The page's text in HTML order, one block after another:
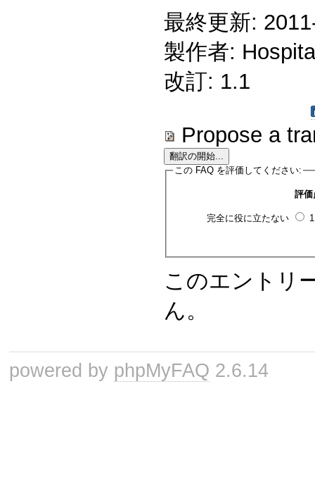
最終更新:
製作者:
改訂: 1.1
Propose a
この FAQ を評価してください:
評価
完全に役に立たない
このエントリ
ん。
powered by phpMyFAQ 2.6.14